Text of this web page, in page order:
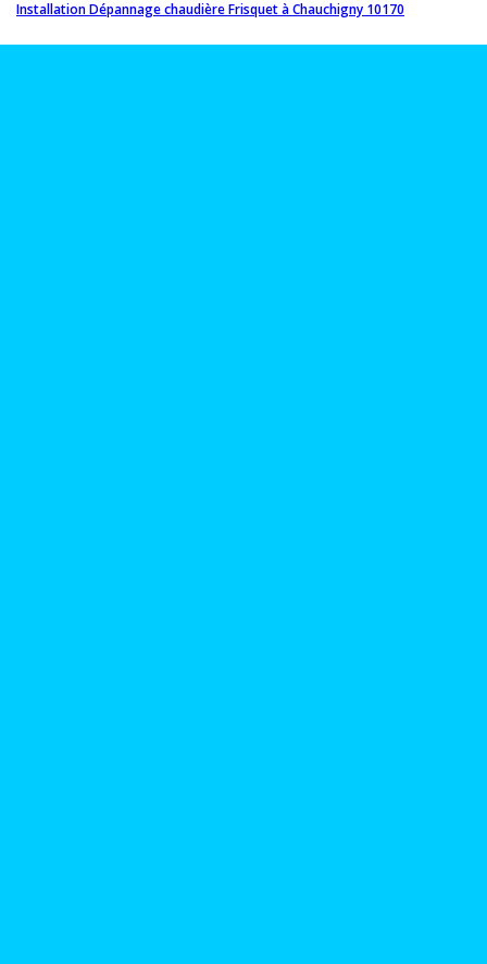
Installation Dépannage chaudière Frisquet à Chauchigny 10170